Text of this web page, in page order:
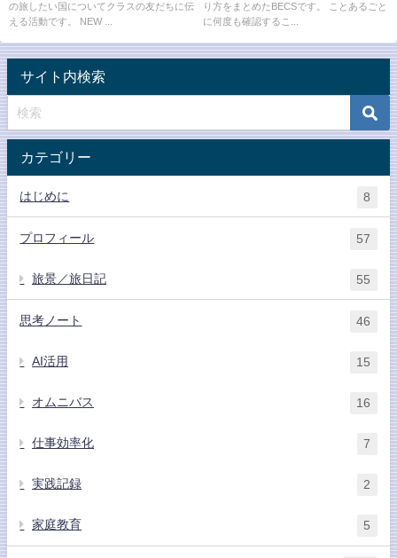
の旅したい国についてクラスの友だちに伝
える活動です。 NEW ...
り方をまとめたBECSです。 ことあるごと
に何度も確認するこ...
サイト内検索
カテゴリー
はじめに 8
プロフィール 57
旅景／旅日記 55
思考ノート 46
AI活用 15
オムニバス 16
仕事効率化 7
実践記録 2
家庭教育 5